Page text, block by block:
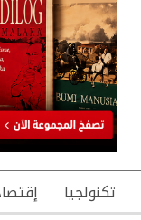
تكنولجيا